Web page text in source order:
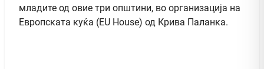
младите од овие три општини, во организација на
Европската куќа (EU House) од Крива Паланка.